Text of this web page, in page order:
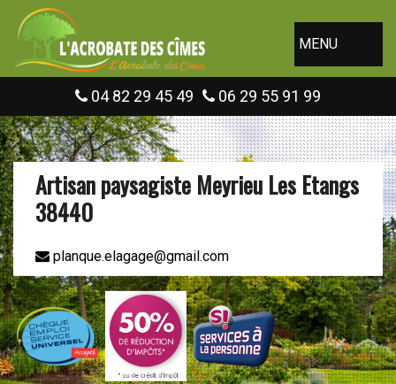
MENU
04 82 29 45 49 06 29 55 91 99
Artisan paysagiste Meyrieu Les Etangs
38440
planque.elagage@gmail.com